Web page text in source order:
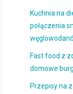
Kuchnia na
połączenia
Fast food z
domowe
Przepisy na